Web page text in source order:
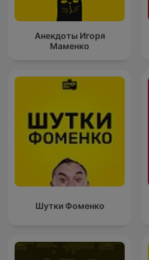
Анекдоты Игоря
Маменко
Шутки Фоменко